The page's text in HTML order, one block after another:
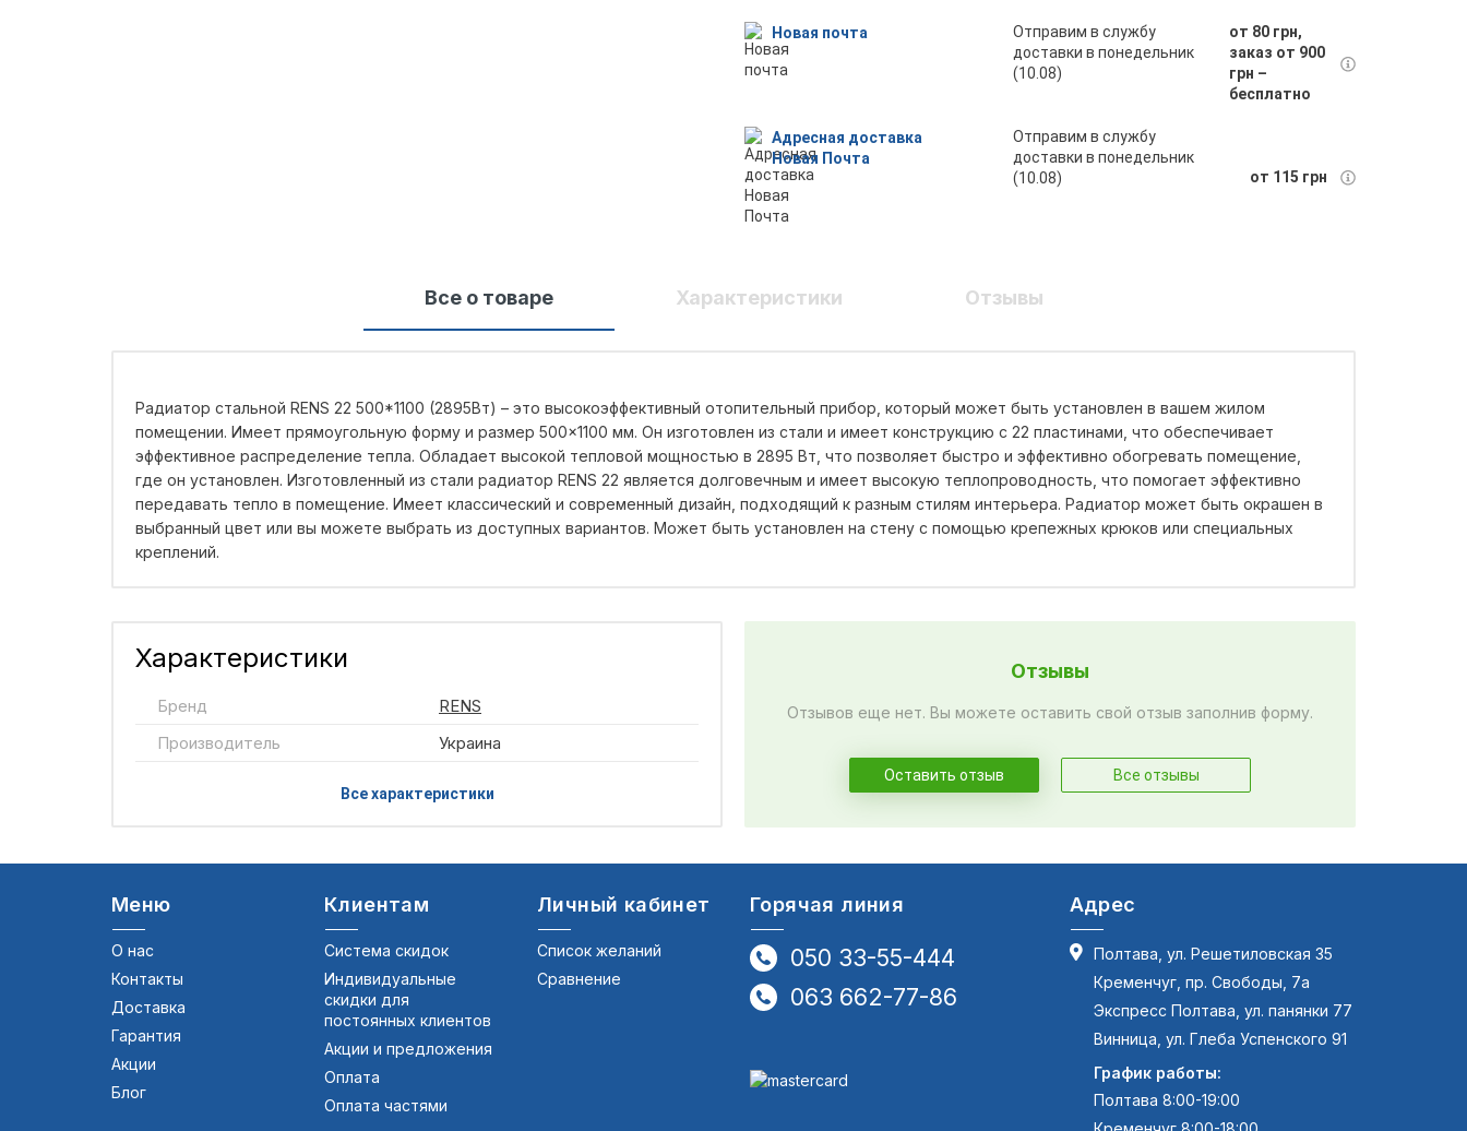
Новая почта
Отправим в службу
доставки в понедельник
(10.08)
от 80 грн,
заказ от 900
грн –
бесплатно
Адресная доставка
Новая Почта
Отправим в службу
доставки в понедельник
(10.08)
от 115 грн
Все о товаре Характеристики Отзывы
Радиатор стальной RENS 22 500*1100 (2895Вт) – это высокоэффективный отопительный прибор, который может быть установлен в вашем жилом
помещении. Имеет прямоугольную форму и размер 500×1100 мм. Он изготовлен из стали и имеет конструкцию с 22 пластинами, что обеспечивает
эффективное распределение тепла. Обладает высокой тепловой мощностью в 2895 Вт, что позволяет быстро и эффективно обогревать помещение,
где он установлен. Изготовленный из стали радиатор RENS 22 является долговечным и имеет высокую теплопроводность, что помогает эффективно
передавать тепло в помещение. Имеет классический и современный дизайн, подходящий к разным стилям интерьера. Радиатор может быть окрашен в
выбранный цвет или вы можете выбрать из доступных вариантов. Может быть установлен на стену с помощью крепежных крюков или специальных
креплений.
Характеристики
Бренд
RENS
Производитель
Украина
Все характеристики
Отзывы
Отзывов еще нет. Вы можете оставить свой отзыв заполнив форму.
Оставить отзыв Все отзывы
Меню
О нас
Контакты
Доставка
Гарантия
Акции
Блог
Клиентам
Система скидок
Индивидуальные
скидки для
постоянных клиентов
Акции и предложения
Оплата
Оплата частями
Личный кабинет
Список желаний
Сравнение
Горячая линия
050 33-55-444
063 662-77-86
Адрес
Полтава, ул. Решетиловская 35
Кременчуг, пр. Свободы, 7а
Экспресс Полтава, ул. панянки 77
Винница, ул. Глеба Успенского 91
График работы:
Полтава 8:00-19:00